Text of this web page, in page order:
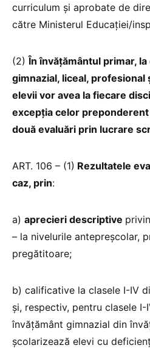
curriculum şi aprobate de
către Ministerul Educaţiei/
(2)În învăţământul primar, la
gimnazial, liceal, profesional
elevii vor avea la fiecare
excepţia celor
două evaluări prin lucrare
ART. 106 – (1) Rezultatele
caz, prin:
a) aprecieri descriptive
– la nivelurile antepreşcolar,
pregătitoare;
b) calificative la clasele I-IV
şi, respectiv, pentru clasele
învățământ gimnazial din
şcolarizează elevi cu